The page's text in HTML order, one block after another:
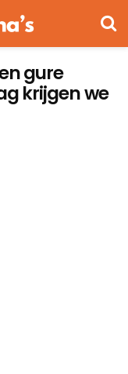
gure
krijgen we